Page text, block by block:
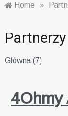
Home »
Główna (7)
4Ohmy